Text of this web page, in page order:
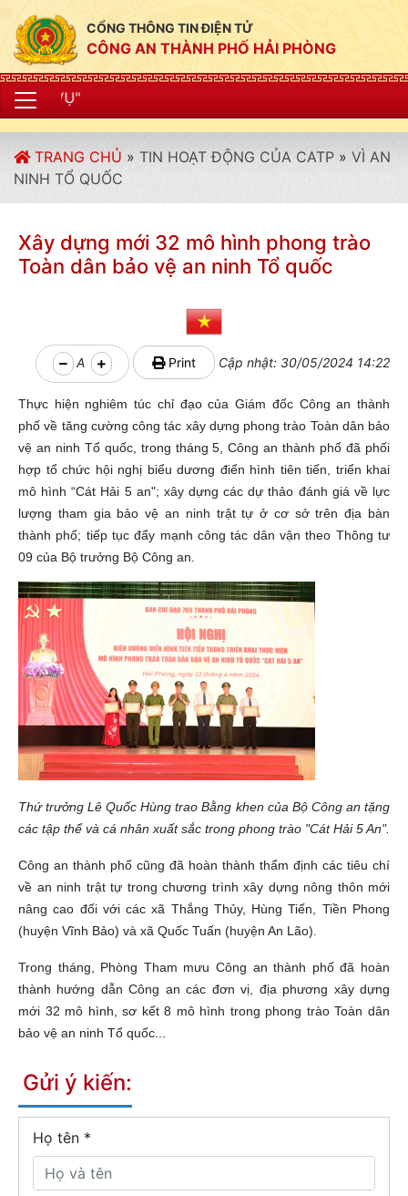
CỔNG THÔNG TIN ĐIỆN TỬ
CÔNG AN THÀNH PHỐ HẢI PHÒNG
TRANG CHỦ » TIN HOẠT ĐỘNG CỦA CATP » VÌ AN
NINH TỔ QUỐC
Xây dựng mới 32 mô hình phong trào
Toàn dân bảo vệ an ninh Tổ quốc
A Print Cập nhật: 30/05/2024 14:22
Thực hiện nghiêm túc chỉ đạo của Giám đốc Công an thành
phố về tăng cường công tác xây dựng phong trào Toàn dân bảo
vệ an ninh Tổ quốc, trong tháng 5, Công an thành phố đã phối
hợp tổ chức hội nghị biểu dương điển hình tiên tiến, triển khai
mô hình “Cát Hải 5 an"; xây dựng các dự thảo đánh giá về lực
lượng tham gia bảo vệ an ninh trật tự ở cơ sở trên địa bàn
thành phố; tiếp tục đẩy mạnh công tác dân vận theo Thông tư
09 của Bộ trưởng Bộ Công an.
Thứ trưởng Lê Quốc Hùng trao Bằng khen của Bộ Công an tặng
các tập thể và cá nhân xuất sắc trong phong trào "Cát Hải 5 An".
Công an thành phố cũng đã hoàn thành thẩm định các tiêu chí
về an ninh trật tự trong chương trình xây dựng nông thôn mới
nâng cao đối với các xã Thắng Thủy, Hùng Tiến, Tiền Phong
(huyện Vĩnh Bảo) và xã Quốc Tuấn (huyện An Lão).
Trong tháng, Phòng Tham mưu Công an thành phố đã hoàn
thành hướng dẫn Công an các đơn vị, địa phương xây dựng
mới 32 mô hình, sơ kết 8 mô hình trong phong trào Toàn dân
bảo vệ an ninh Tổ quốc...
Gửi ý kiến:
Họ tên *